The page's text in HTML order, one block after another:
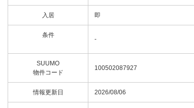
入居 即
条件
-
SUUMO
物件コード
100502087927
情報更新日 2026/08/06